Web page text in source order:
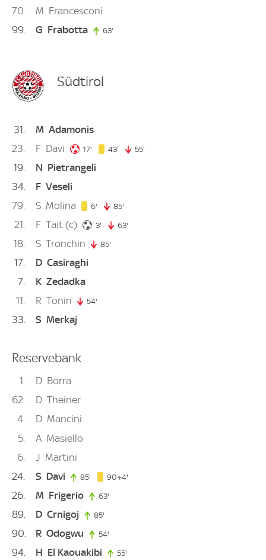
70 M Francesconi
99
G Frabotta 63'
Südtirol
31 M Adamonis
23
F Davi 17' 17. minute
43' 43. minute
55'
19 N Pietrangeli
34
F Veseli
79
S Molina 6' 6. minute
85'
21 F Tait (c) 3' 3. minute
63'
18 S Tronchin 85'
17 D Casiraghi
7
K Zedadka
11
R Tonin 54'
33 S Merkaj
Reservebank
1 D Borra
62
D Theiner
4
D Mancini
5
A Masiello
6
J Martini
24
S Davi 85' 85. minute
90+4'
26 M Frigerio 63'
89 D Crnigoj 85'
90 R Odogwu 54'
94 H El Kaouakibi 55'